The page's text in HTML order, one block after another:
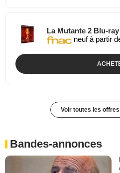
La Mutante 2 Blu-
neuf à partir
Voir toutes les
Bandes-annonces